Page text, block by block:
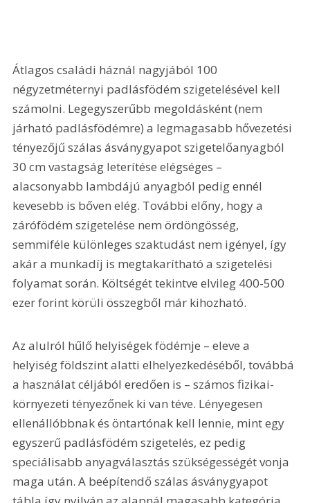
Átlagos családi háznál nagyjából 100
négyzetméternyi padlásfödém szigetelésével kell
számolni. Legegyszerűbb megoldásként (nem
járható padlásfödémre) a legmagasabb hővezetési
tényezőjű szálas ásványgyapot szigetelőanyagból
30 cm vastagság leterítése elégséges –
alacsonyabb lambdájú anyagból pedig ennél
kevesebb is bőven elég. További előny, hogy a
zárófödém szigetelése nem ördöngösség,
semmiféle különleges szaktudást nem igényel, így
akár a munkadíj is megtakarítható a szigetelési
folyamat során. Költségét tekintve elvileg 400-500
ezer forint körüli összegből már kihozható.
Az alulról hűlő helyiségek födémje – eleve a
helyiség földszint alatti elhelyezkedéséből, továbbá
a használat céljából eredően is – számos fizikai-
környezeti tényezőnek ki van téve. Lényegesen
ellenállóbbnak és öntartónak kell lennie, mint egy
egyszerű padlásfödém szigetelés, ez pedig
speciálisabb anyagválasztás szükségességét vonja
maga után. A beépítendő szálas ásványgyapot